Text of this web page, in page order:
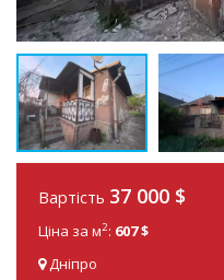
Вартість 37 000 $
Ціна за м2: 607 $
Дніпро